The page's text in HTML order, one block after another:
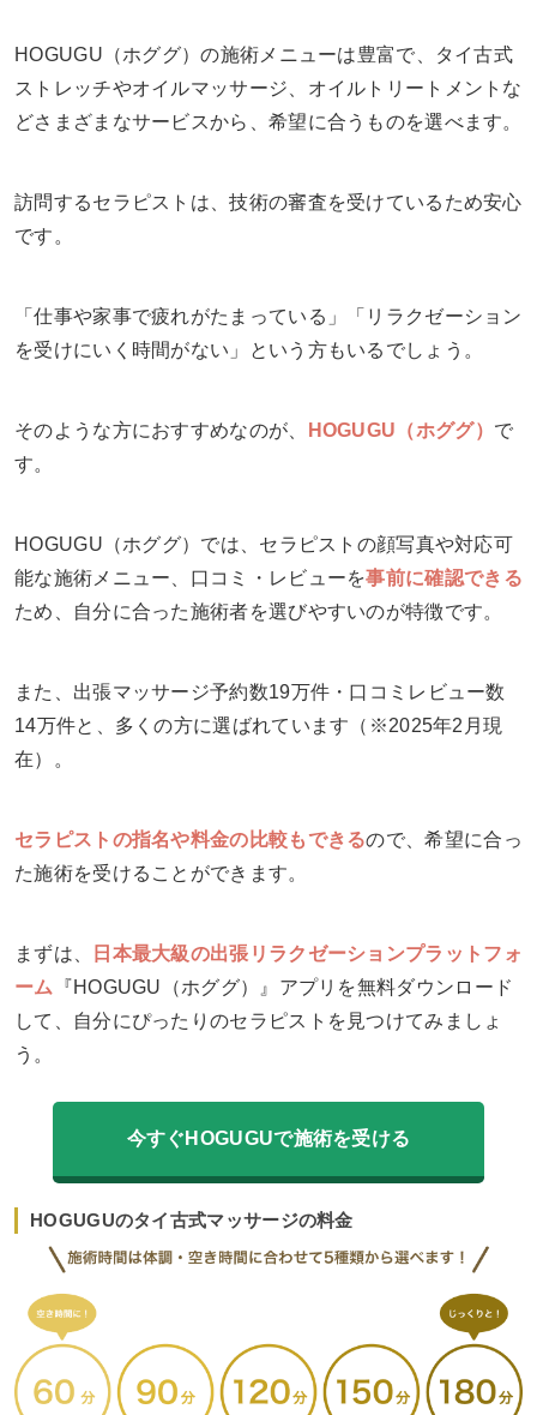
HOGUGU（ホググ）の施術メニューは豊富で、タイ古式
ストレッチやオイルマッサージ、オイルトリートメントな
どさまざまなサービスから、希望に合うものを選べます。
訪問するセラピストは、技術の審査を受けているため安心
です。
「仕事や家事で疲れがたまっている」「リラクゼーション
を受けにいく時間がない」という方もいるでしょう。
そのような方におすすめなのが、 HOGUGU（ホググ） で
す。
HOGUGU（ホググ）では、セラピストの顔写真や対応可
能な施術メニュー、口コミ・レビューを事前に確認できる
ため、自分に合った施術者を選びやすいのが特徴です。
また、出張マッサージ予約数19万件・口コミレビュー数
14万件と、多くの方に選ばれています（※2025年2月現
在）。
セラピストの指名や料金の比較もできるので、希望に合っ
た施術を受けることができます。
まずは、
日本最大級の出張リラクゼーションプラットフォ
ーム 『HOGUGU（ホググ）』アプリを無料ダウンロード
して、自分にぴったりのセラピストを見つけてみましょ
う。
今すぐHOGUGUで施術を受ける
HOGUGUのタイ古式マッサージの料金